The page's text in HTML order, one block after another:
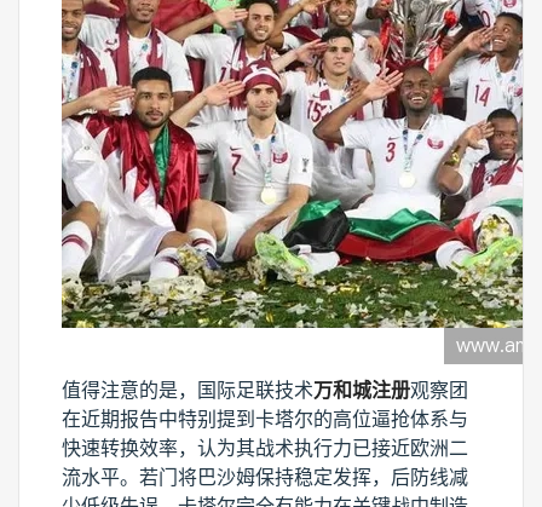
值得注意的是，国际足联技术万和城注册观察团
在近期报告中特别提到卡塔尔的高位逼抢体系与
快速转换效率，认为其战术执行力已接近欧洲二
流水平。若门将巴沙姆保持稳定发挥，后防线减